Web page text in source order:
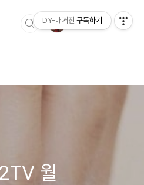
월
DY-매거진 구독하기